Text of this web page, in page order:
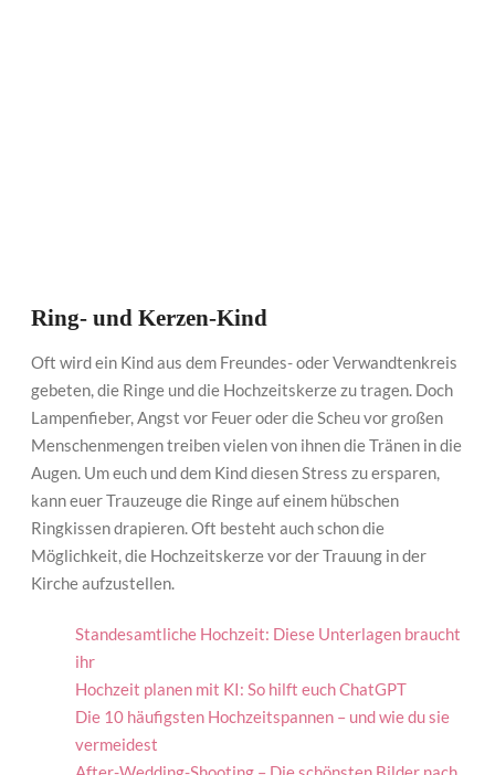
Ring- und Kerzen-Kind
Oft wird ein Kind aus dem Freundes- oder Verwandtenkreis
gebeten, die Ringe und die Hochzeitskerze zu tragen. Doch
Lampenfieber, Angst vor Feuer oder die Scheu vor großen
Menschenmengen treiben vielen von ihnen die Tränen in die
Augen. Um euch und dem Kind diesen Stress zu ersparen,
kann euer Trauzeuge die Ringe auf einem hübschen
Ringkissen drapieren. Oft besteht auch schon die
Möglichkeit, die Hochzeitskerze vor der Trauung in der
Kirche aufzustellen.
Standesamtliche Hochzeit: Diese Unterlagen braucht
ihr
Hochzeit planen mit KI: So hilft euch ChatGPT
Die 10 häufigsten Hochzeitspannen – und wie du sie
vermeidest